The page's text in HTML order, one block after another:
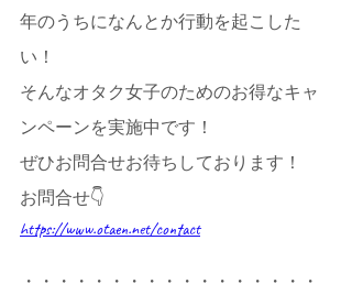
年のうちになんとか行動を起こした
い！
そんなオタク女子のためのお得なキャ
ンペーンを実施中です！
ぜひお問合せお待ちしております！
お問合せ👇
https://www.otaen.net/contact
・・・・・・・・・・・・・・・・・